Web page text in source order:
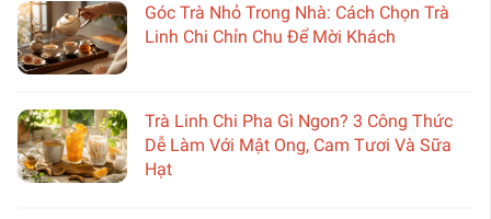
Góc Trà Nhỏ Trong Nhà: Cách Chọn Trà
Linh Chi Chỉn Chu Để Mời Khách
Trà Linh Chi Pha Gì Ngon? 3 Công Thức
Dễ Làm Với Mật Ong, Cam Tươi Và Sữa
Hạt